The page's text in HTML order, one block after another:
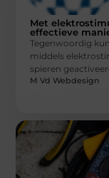
Met
effectieve
Tegenwoordig
middels
spieren
M Vd Webdesign